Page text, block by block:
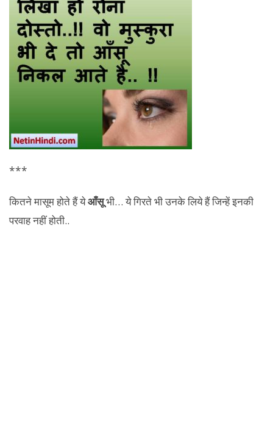
***
कितने मासूम होते हैं येआँसूभी… ये गिरते भी उनके लिये हैं जिन्हें इनकी
परवाह नहीं होती..